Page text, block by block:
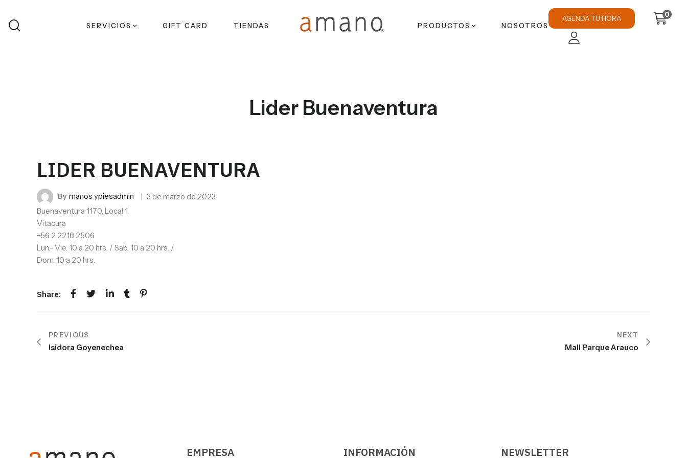
SERVICIOS GIFT CARD TIENDAS PRODUCTOS NOSOTROS
AGENDA TU HORA 0
Lider Buenaventura
LIDER BUENAVENTURA
By manos ypiesadmin
3 de marzo de 2023
Buenaventura 1170, Local 1
Vitacura
+56 2 2218 2506
Lun.- Vie. 10 a 20 hrs. / Sab. 10 a 20 hrs. /
Dom. 10 a 20 hrs.
Share:
NAVEGACIÓN
DE
PREVIOUS
Isidora Goyenechea
NEXT
Mall Parque Arauco
EMPRESA INFORMACIÓN NEWSLETTER